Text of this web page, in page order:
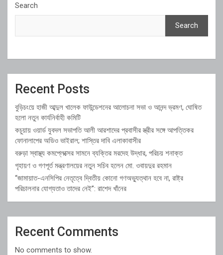
Search
Search
Recent Posts
বুড়িচংয়ে হাজী আব্দুল খালেক ফাউন্ডেশনের আলোচনা সভা ও আনন্দ ভ্রমণ, ঘোষিত
হলো নতুন কার্যনির্বাহী কমিটি
কচুয়ায় ওয়ার্ড যুবদল সভাপতি আলী আরশাদের প্রবাসীর স্ত্রীর সঙ্গে আপত্তিকর
ফোনালাপের অডিও ভাইরাল; শাস্তির দাবি এলাকাবাসীর
বরুড়া স্বাস্থ্য কমপ্লেক্সের সামনে ব্যক্তির মরদেহ উদ্ধার, পরিচয় শনাক্ত
গৃহায়ণ ও গণপূর্ত মন্ত্রণালয়ের নতুন সচিব হলেন মো. ওবায়দুর রহমান
“জামায়াত-এনসিপির নেতৃত্বে দ্বিতীয় কোনো গণঅভ্যুত্থান হবে না, রাষ্ট্র
পরিচালনার যোগ্যতাও তাদের নেই”: রাশেদ খাঁনের
Recent Comments
No comments to show.